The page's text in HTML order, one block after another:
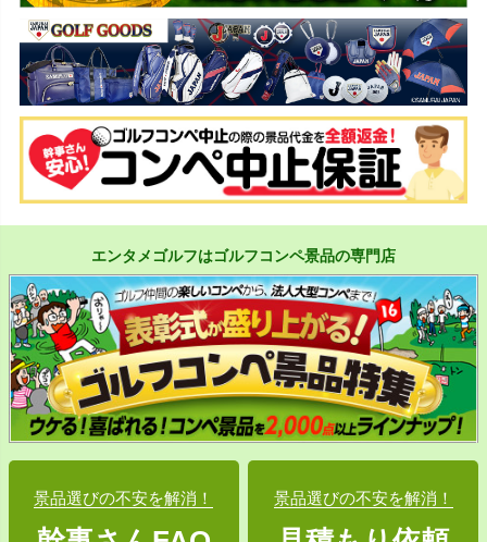
エンタメゴルフはゴルフコンペ景品の専門店
景品選びの不安を解消！ 景品選びの不安を解消！